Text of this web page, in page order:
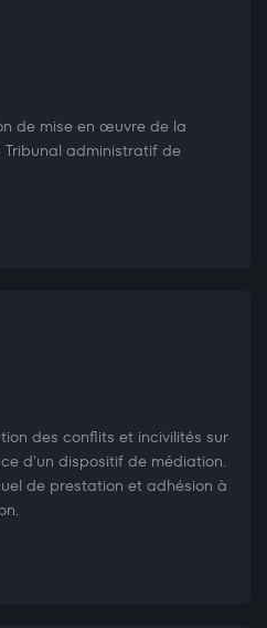
de mise en œuvre de la
administratif de
des conflits et incivilités sur
d'un dispositif de médiation.
de prestation et adhésion à